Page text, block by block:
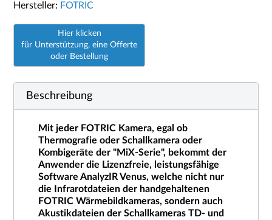
Hersteller: FOTRIC
Hier klicken
für Unterstützung, eine Offerte
oder Bestellung
Beschreibung
Mit jeder FOTRIC Kamera, egal ob
Thermografie oder Schallkamera oder
Kombigeräte der "MiX-Serie", bekommt der
Anwender die Lizenzfreie, leistungsfähige
Software AnalyzIR Venus, welche nicht nur
die Infrarotdateien der handgehaltenen
FOTRIC Wärmebildkameras, sondern auch
Akustikdateien der Schallkameras TD- und